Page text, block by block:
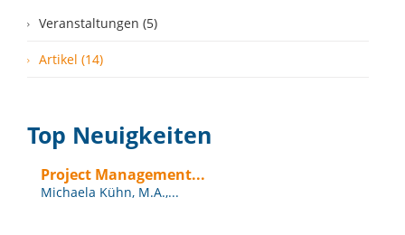
Veranstaltungen (5)
Artikel (14)
Top Neuigkeiten
Project Management...
Michaela Kühn, M.A.,...